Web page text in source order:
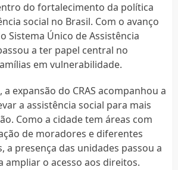
do fortalecimento da política
social no Brasil. Com o avanço
Sistema Único de Assistência
a ter papel central no
em vulnerabilidade.
a expansão do CRAS acompanhou a
a assistência social para mais
Como a cidade tem áreas com
de moradores e diferentes
a presença das unidades passou a
ampliar o acesso aos direitos.